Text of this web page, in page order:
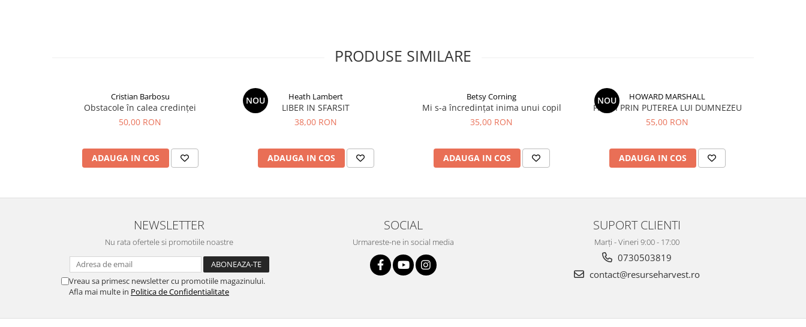
PRODUSE SIMILARE
Cristian Barbosu
Obstacole în calea credinței
50,00 RON
ADAUGA IN COS
NOU Heath Lambert
LIBER IN SFARSIT
38,00 RON
ADAUGA IN COS
Betsy Corning
Mi s-a încredințat inima unui copil
35,00 RON
ADAUGA IN COS
NOU HOWARD MARSHALL
PAZITI PRIN PUTEREA LUI DUMNEZEU
55,00 RON
ADAUGA IN COS
NEWSLETTER
Nu rata ofertele si promotiile noastre
Vreau sa primesc newsletter cu promotiile magazinului.
Afla mai multe in Politica de Confidentialitate
SOCIAL
Urmareste-ne in social media
SUPORT CLIENTI
Marți - Vineri 9:00 - 17:00
0730503819
contact@resurseharvest.ro